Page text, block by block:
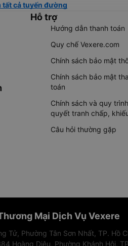
tất cả tuyến đường
Hỗ trợ
Hướng dẫn thanh toán
Quy chế Vexere.com
Chính sách bảo mật
Chính sách bảo mật
toán
Chính sách và quy
quyết tranh chấp,
Câu hỏi thường gặp
Mại Dịch Vụ Vexere
Tử, Phường Tân Sơn Nhất, TP. Hồ
Hoàng Diệu, Phường Khánh Hội,